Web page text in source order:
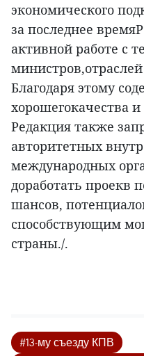
экономического
за последнее
активной работе с
Благодаря этому
хорошегокачества и
Редакция также
авторитетных
международных
доработать проекв
шансов,
способствующим
страны./.
#13-му съезду КПВ